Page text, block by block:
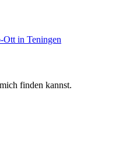
finden kannst.